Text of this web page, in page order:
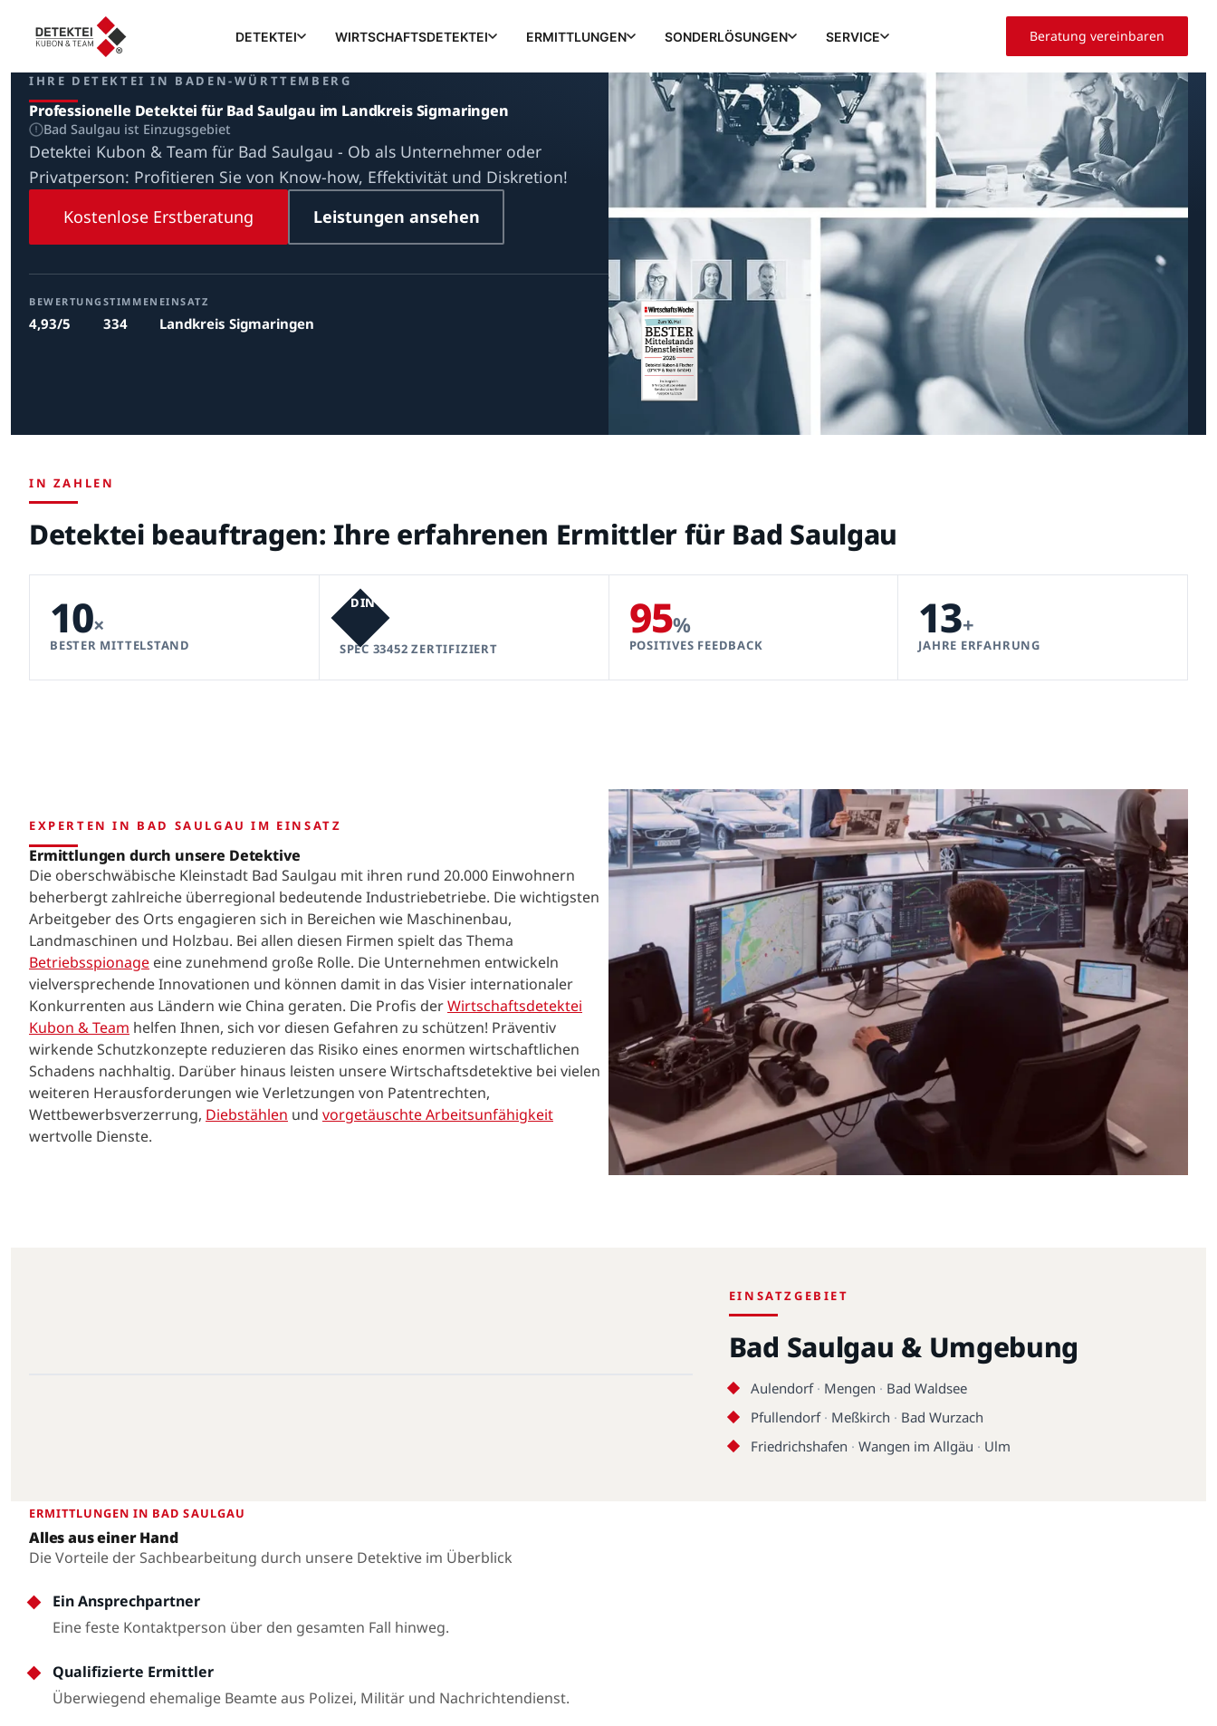
DETEKTEI WIRTSCHAFTSDETEKTEI ERMITTLUNGEN SONDERLÖSUNGEN SERVICE Beratung vereinbaren
IHRE DETEKTEI IN BADEN-WÜRTTEMBERG
Professionelle Detektei für Bad Saulgau im Landkreis Sigmaringen
Bad Saulgau ist Einzugsgebiet
Detektei Kubon & Team für Bad Saulgau - Ob als Unternehmer oder
Privatperson: Profitieren Sie von Know-how, Effektivität und Diskretion!
Kostenlose Erstberatung
Leistungen ansehen
BEWERTUNG
4,93/5
STIMMEN
334
EINSATZ
Landkreis Sigmaringen
IN ZAHLEN
Detektei beauftragen: Ihre erfahrenen Ermittler für Bad Saulgau
10×
BESTER MITTELSTAND
DIN
SPEC 33452 ZERTIFIZIERT
95%
POSITIVES FEEDBACK
13+
JAHRE ERFAHRUNG
EXPERTEN IN BAD SAULGAU IM EINSATZ
Ermittlungen durch unsere Detektive
Die oberschwäbische Kleinstadt Bad Saulgau mit ihren rund 20.000 Einwohnern
beherbergt zahlreiche überregional bedeutende Industriebetriebe. Die wichtigsten
Arbeitgeber des Orts engagieren sich in Bereichen wie Maschinenbau,
Landmaschinen und Holzbau. Bei allen diesen Firmen spielt das Thema
Betriebsspionage eine zunehmend große Rolle. Die Unternehmen entwickeln
vielversprechende Innovationen und können damit in das Visier internationaler
Konkurrenten aus Ländern wie China geraten. Die Profis derWirtschaftsdetektei
Kubon & Team helfen Ihnen, sich vor diesen Gefahren zu schützen! Präventiv
wirkende Schutzkonzepte reduzieren das Risiko eines enormen wirtschaftlichen
Schadens nachhaltig. Darüber hinaus leisten unsere Wirtschaftsdetektive bei vielen
weiteren Herausforderungen wie Verletzungen von Patentrechten,
Wettbewerbsverzerrung, Diebstählen und vorgetäuschte Arbeitsunfähigkeit
wertvolle Dienste.
EINSATZGEBIET
Bad Saulgau & Umgebung
Aulendorf· Mengen · Bad Waldsee
Pfullendorf· Meßkirch · Bad Wurzach
Friedrichshafen · Wangen im Allgäu · Ulm
ERMITTLUNGEN IN BAD SAULGAU
Alles aus einer Hand
Die Vorteile der Sachbearbeitung durch unsere Detektive im Überblick
Ein Ansprechpartner
Eine feste Kontaktperson über den gesamten Fall hinweg.
Qualifizierte Ermittler
Überwiegend ehemalige Beamte aus Polizei, Militär und Nachrichtendienst.